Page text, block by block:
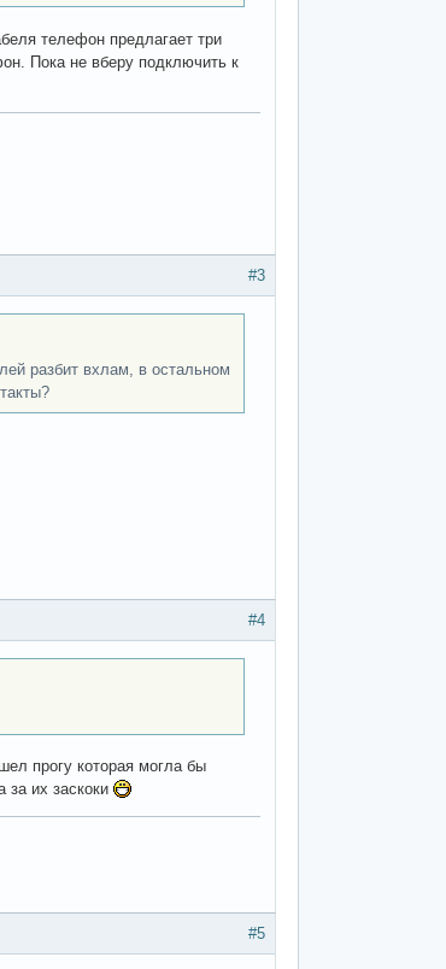
телефон предлагает три
Пока не вберу подключить к
#3
разбит вхлам, в остальном
#4
прогу которая могла бы
за их заскоки
#5